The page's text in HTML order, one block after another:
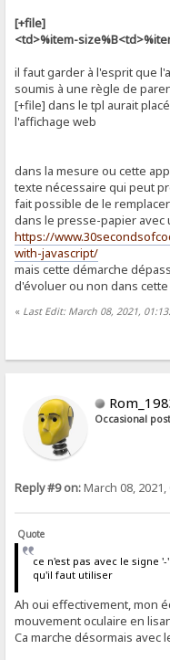
[+file]
<td>%item-
il faut garder à l'esprit que
soumis à une règle de
[+file] dans le tpl aurait
l'affichage web
dans la mesure ou cette
texte nécessaire qui peut
fait possible de le
dans le presse-papier avec
https://
with-javascript/
mais cette démarche
d'évoluer ou non dans
« Last Edit: March 08, 2021,
Occasional
Reply #9 on:March 08, 2021,
Quote
ce n'est pas avec le signe
qu'il faut utiliser
Ah oui effectivement, mon
mouvement oculaire en
Ca marche désormais avec